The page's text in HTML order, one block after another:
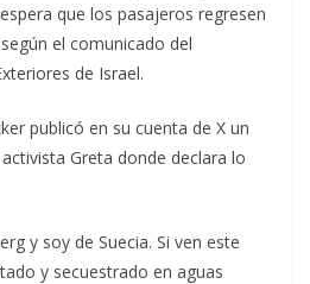
que los pasajeros regresen
el comunicado del
de Israel.
publicó en su cuenta de X un
Greta donde declara lo
y soy de Suecia. Si ven este
y secuestrado en aguas